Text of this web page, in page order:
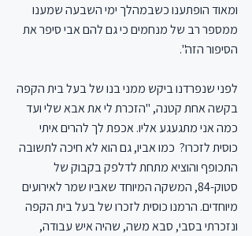
ומאוד הופתענו כשבמהלך ימי השבעה שמענו
ממספר רב של מנחמים כי גם להם אבי סיפר את
הסיפור הזה".
לפני שנפרדנו ביקש ממני בנו של בעל בית הקפה
בקשה אחת קטנה, "הזכרת לי את אבא שלי ועד
כמה אני מתגעגע אליו. אכפת לך להרים איתי
כוסית לזכרו?  כמו אביו, גם הוא לא חיכה לתשובה
התכופף והוציא מתחת לדלפק בקבוק של
סטוק-84, המשקה המיוחד שאביו שמר לאירועים
מיוחדים. הרמנו כוסית לזכרו של בעל בית הקפה
ונזכרתי בסבי, סבא משה, שהיה איש עבודה,